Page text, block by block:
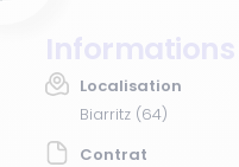
Localisation
Biarritz (64)
Contrat